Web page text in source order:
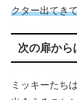
クター出てき
次の扉か
ミッキーたち